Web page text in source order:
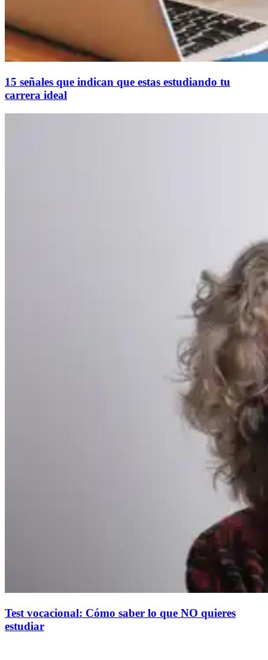
15 señales que indican que estas estudiando tu
carrera ideal
Test vocacional: Cómo saber lo que NO quieres
estudiar